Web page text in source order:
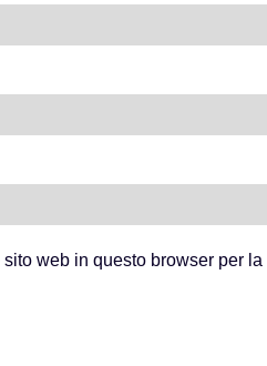
web in questo browser per